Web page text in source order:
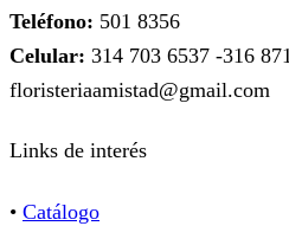
Teléfono: 501 8356
Celular: 314 703 6537 -316
floristeriaamistad@gmail.com
Links de interés
• Catálogo